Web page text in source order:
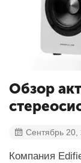
Обзор
Сентябрь 20,
Компания